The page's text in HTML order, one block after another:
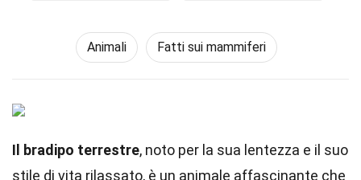
Animali Fatti sui mammiferi
Il bradipo terrestre, noto per la sua lentezza e il suo
stile di vita rilassato, è un animale affascinante che